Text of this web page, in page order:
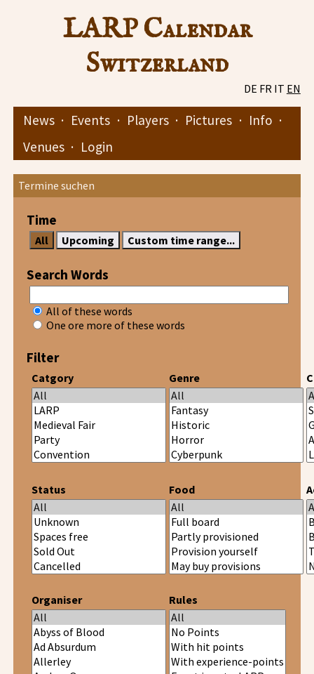
LARP Calendar
Switzerland
DE FR IT EN
News · Events · Players · Pictures · Info ·
Venues · Login
Termine suchen
Time
Search Words
All of these words
One ore more of these words
Filter
Catgory Genre
Status Food
Organiser Rules